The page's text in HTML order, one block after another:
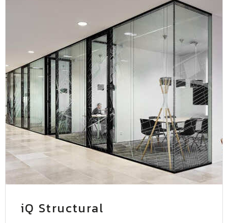
iQ Structural